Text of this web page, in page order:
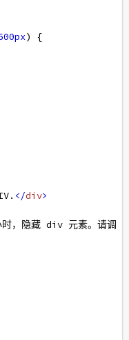
) {
</div>
时，隐藏 div 元素。请调